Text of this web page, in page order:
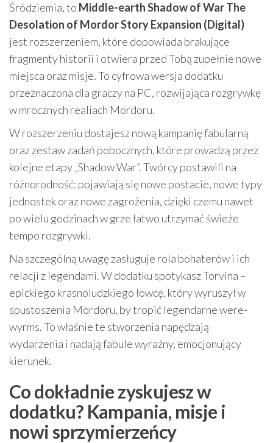
Śródziemia, to Middle-earth Shadow of War The
Desolation of Mordor Story Expansion (Digital)
jest rozszerzeniem, które dopowiada brakujące
fragmenty historii i otwiera przed Tobą zupełnie nowe
miejsca oraz misje. To cyfrowa wersja dodatku
przeznaczona dla graczy na PC, rozwijająca rozgrywkę
w mrocznych realiach Mordoru.
W rozszerzeniu dostajesz nową kampanię fabularną
oraz zestaw zadań pobocznych, które prowadzą przez
kolejne etapy „Shadow War”. Twórcy postawili na
różnorodność: pojawiają się nowe postacie, nowe typy
jednostek oraz nowe zagrożenia, dzięki czemu nawet
po wielu godzinach w grze łatwo utrzymać świeże
tempo rozgrywki.
Na szczególną uwagę zasługuje rola bohaterów i ich
relacji z legendami. W dodatku spotykasz Torvina –
epickiego krasnoludzkiego łowcę, który wyruszył w
spustoszenia Mordoru, by tropić legendarne were-
wyrms. To właśnie te stworzenia napędzają
wydarzenia i nadają fabule wyraźny, emocjonujący
kierunek.
Co dokładnie zyskujesz w
dodatku? Kampania, misje i
nowi sprzymierzeńcy